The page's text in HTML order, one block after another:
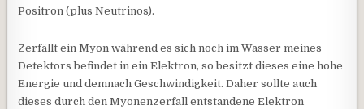
Positron (plus Neutrinos).
Zerfällt ein Myon während es sich noch im Wasser meines
Detektors befindet in ein Elektron, so besitzt dieses eine hohe
Energie und demnach Geschwindigkeit. Daher sollte auch
dieses durch den Myonenzerfall entstandene Elektron